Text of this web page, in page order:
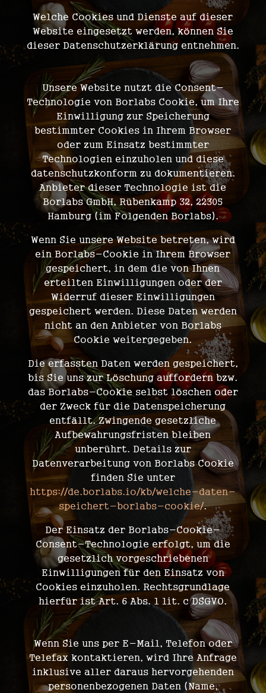
Welche Cookies und Dienste auf dieser
Website eingesetzt werden, können Sie
dieser Datenschutzerklärung entnehmen.
Einwilligung mit Borlabs Cookie
Unsere Website nutzt die Consent-
Technologie von Borlabs Cookie, um Ihre
Einwilligung zur Speicherung
bestimmter Cookies in Ihrem Browser
oder zum Einsatz bestimmter
Technologien einzuholen und diese
datenschutzkonform zu dokumentieren.
Anbieter dieser Technologie ist die
Borlabs GmbH, Rübenkamp 32, 22305
Hamburg (im Folgenden Borlabs).
Wenn Sie unsere Website betreten, wird
ein Borlabs-Cookie in Ihrem Browser
gespeichert, in dem die von Ihnen
erteilten Einwilligungen oder der
Widerruf dieser Einwilligungen
gespeichert werden. Diese Daten werden
nicht an den Anbieter von Borlabs
Cookie weitergegeben.
Die erfassten Daten werden gespeichert,
bis Sie uns zur Löschung auffordern bzw.
das Borlabs-Cookie selbst löschen oder
der Zweck für die Datenspeicherung
entfällt. Zwingende gesetzliche
Aufbewahrungsfristen bleiben
unberührt. Details zur
Datenverarbeitung von Borlabs Cookie
finden Sie unter
https://de.borlabs.io/kb/welche-daten-
speichert-borlabs-cookie/.
Der Einsatz der Borlabs-Cookie-
Consent-Technologie erfolgt, um die
gesetzlich vorgeschriebenen
Einwilligungen für den Einsatz von
Cookies einzuholen. Rechtsgrundlage
hierfür ist Art. 6 Abs. 1 lit. c DSGVO.
Wenn Sie uns per E-Mail, Telefon oder
Telefax kontaktieren, wird Ihre Anfrage
inklusive aller daraus hervorgehenden
personenbezogenen Daten (Name,